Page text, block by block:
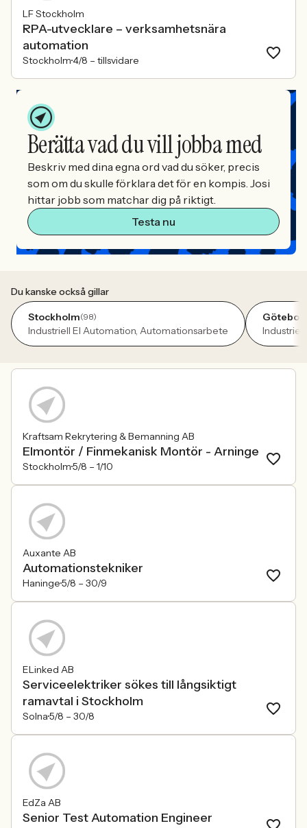
LF Stockholm
RPA-utvecklare – verksamhetsnära
automation
Stockholm4/8 – tillsvidare
Berätta vad du vill jobba med
Beskriv med dina egna ord vad du söker, precis
som om du skulle förklara det för en kompis. Josi
hittar jobb som matchar dig på riktigt.
Testa nu
Du kanske också gillar
Stockholm(98)
Industriell El Automation, Automationsarbete
Kraftsam Rekrytering & Bemanning AB
Elmontör / Finmekanisk Montör - Arninge
Stockholm5/8 – 1/10
Auxante AB
Automationstekniker
Haninge5/8 – 30/9
ELinked AB
Serviceelektriker sökes till långsiktigt
ramavtal i Stockholm
Solna5/8 – 30/8
EdZa AB
Senior Test Automation Engineer